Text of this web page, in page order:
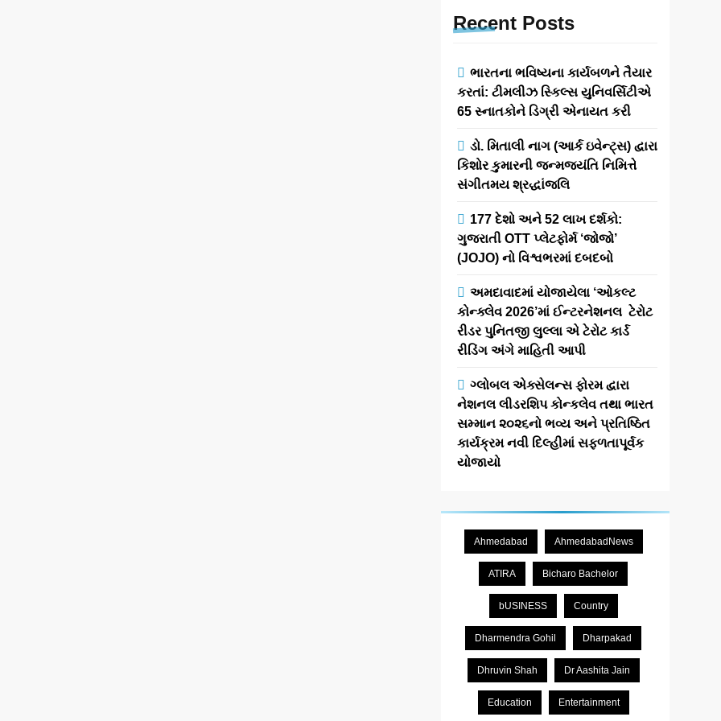
Recent Posts
ભારતના ભવિષ્યના કાર્યબળને તૈયાર
કરતાં: ટીમલીઝ સ્કિલ્સ યુનિવર્સિટીએ
65 સ્નાતકોને ડિગ્રી એનાયત કરી
ડો. મિતાલી નાગ (આર્ક ઇવેન્ટ્સ) દ્વારા
કિશોર કુમારની જન્મજયંતિ નિમિત્તે
સંગીતમય શ્રદ્ધાંજલિ
177 દેશો અને 52 લાખ દર્શકો:
ગુજરાતી OTT પ્લેટફોર્મ ‘જોજો’
(JOJO) નો વિશ્વભરમાં દબદબો
અમદાવાદમાં યોજાયેલા ‘ઓકલ્ટ
કોન્ક્લેવ 2026’માં ઈન્ટરનેશનલ ટેરોટ
રીડર પુનિતજી લુલ્લા એ ટેરોટ કાર્ડ
રીડિંગ અંગે માહિતી આપી
ગ્લોબલ એક્સેલન્સ ફોરમ દ્વારા
નેશનલ લીડરશિપ કોન્કલેવ તથા ભારત
સમ્માન ૨૦૨૬નો ભવ્ય અને પ્રતિષ્ઠિત
કાર્યક્રમ નવી દિલ્હીમાં સફળતાપૂર્વક
યોજાયો
Ahmedabad AhmedabadNews
ATIRA Bicharo Bachelor
bUSINESS Country
Dharmendra Gohil Dharpakad
Dhruvin Shah Dr Aashita Jain
Education Entertainment